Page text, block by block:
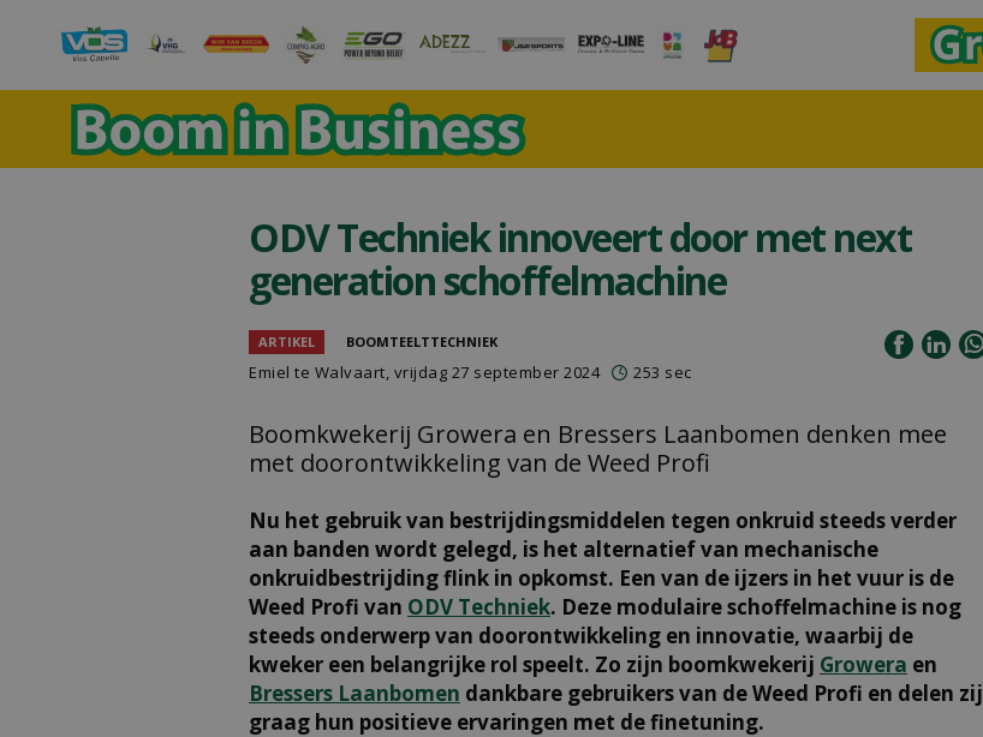
ODV Techniek innoveert door met next
generation schoffelmachine
ARTIKEL BOOMTEELTTECHNIEK
Emiel te Walvaart, vrijdag 27 september 2024 253 sec
Boomkwekerij Growera en Bressers Laanbomen denken mee
met doorontwikkeling van de Weed Profi
Nu het gebruik van bestrijdingsmiddelen tegen onkruid steeds verder
aan banden wordt gelegd, is het alternatief van mechanische
onkruidbestrijding flink in opkomst. Een van de ijzers in het vuur is de
Weed Profi van ODV Techniek. Deze modulaire schoffelmachine is nog
steeds onderwerp van doorontwikkeling en innovatie, waarbij de
kweker een belangrijke rol speelt. Zo zijn boomkwekerij Growera en
Bressers Laanbomen dankbare gebruikers van de Weed Profi en delen zij
graag hun positieve ervaringen met de finetuning.